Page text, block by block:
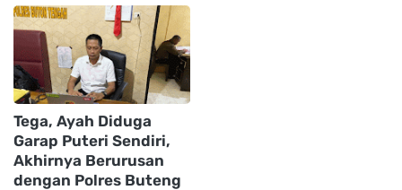
Tega, Ayah Diduga
Garap Puteri Sendiri,
Akhirnya Berurusan
dengan Polres Buteng